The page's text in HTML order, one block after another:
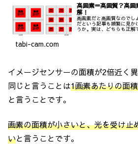
高画素＝高画質？高
解！
高画素だと高画質なのでし
だという記事も頻繁に見か
うか。実は、どちらも正
tabi-cam.com
イメージセンサーの面積が2倍近く
同じと言うことは1画素あたりの面
と言うことです。
画素の面積が小さいと、光を受け止
いと言うことです。